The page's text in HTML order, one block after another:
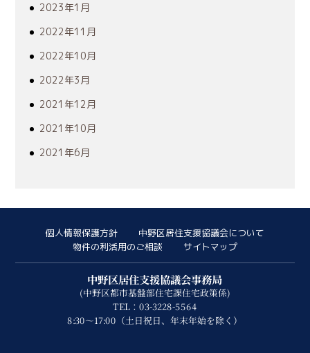
2023年1月
2022年11月
2022年10月
2022年3月
2021年12月
2021年10月
2021年6月
個人情報保護方針
中野区居住支援協議会について
物件の利活用のご相談
サイトマップ
中野区居住支援協議会事務局
(中野区都市基盤部住宅課住宅政策係)
TEL：03-3228-5564
8:30～17:00（土日祝日、年末年始を除く）